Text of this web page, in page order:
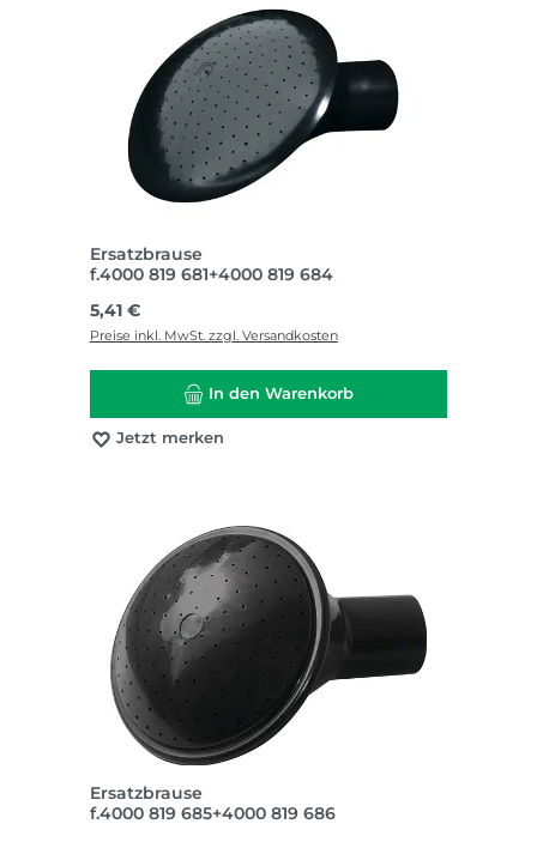
Ersatzbrause
f.4000 819 681+4000 819 684
Regulärer Preis:
5,41 €
Preise inkl. MwSt. zzgl. Versandkosten
In den Warenkorb
Jetzt merken
Ersatzbrause
f.4000 819 685+4000 819 686